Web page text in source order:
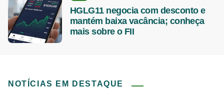
HGLG11 negocia com desconto e
mantém baixa vacância; conheça
mais sobre o FII
NOTÍCIAS EM DESTAQUE